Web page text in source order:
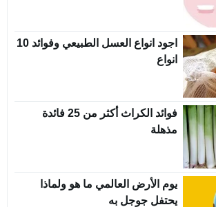
اجود انواع العسل الطبيعي وفوائد 10
انواع
فوائد الكراث أكثر من 25 فائدة
مذهلة
يوم الأرض العالمي ما هو ولماذا
يحتفل جوجل به